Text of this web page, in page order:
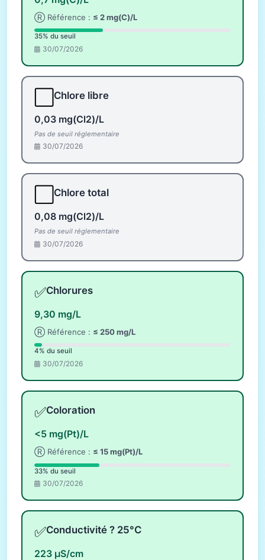
Ⓡ Référence : ≤ 2 mg(C)/L
35% du seuil
30/07/2026
Chlore libre
0,03 mg(Cl2)/L
Pas de seuil réglementaire
30/07/2026
Chlore total
0,08 mg(Cl2)/L
Pas de seuil réglementaire
30/07/2026
✅Chlorures
9,30 mg/L
Ⓡ Référence : ≤ 250 mg/L
4% du seuil
30/07/2026
✅Coloration
<5 mg(Pt)/L
Ⓡ Référence : ≤ 15 mg(Pt)/L
33% du seuil
30/07/2026
✅Conductivité ? 25°C
223 µS/cm